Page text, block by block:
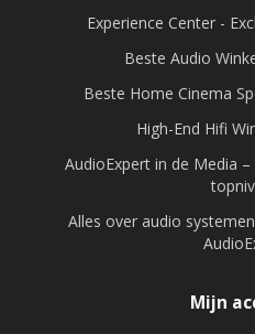
Experience Center -
Beste Audio
Beste Home Cinema
High-End Hifi
AudioExpert in de Media
Alles over audio
Mijn